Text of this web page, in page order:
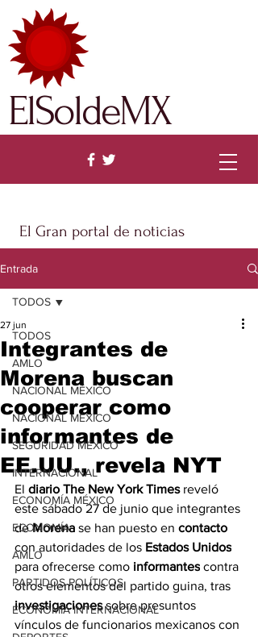
El Gran portal de noticias
ElSoldeMX
Entrada
TODOS
AMLO
NACIONAL MÉXICO
NACIONAL MÉXICO
SEGURIDAD MÉXICO
INTERNACIONAL
ECONOMÍA MÉXICO
ECONOMÍA
AMLO
PARTIDOS POLÍTICOS
ECONOMÍA INTERNACIONAL
TODOS
Integrantes de
Morena buscan
cooperar como
informantes de
EE.UU., revela NYT
27 jun
El diario The New York Times reveló
este sábado 27 de junio que integrantes
de Morena se han puesto en contacto
con autoridades de los Estados Unidos
para ofrecerse como informantes contra
otros elementos del partido guina, tras
investigaciones sobre presuntos
vínculos de funcionarios mexicanos con